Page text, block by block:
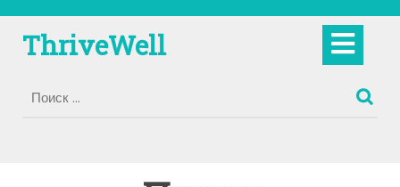
содержимому
ThriveWell